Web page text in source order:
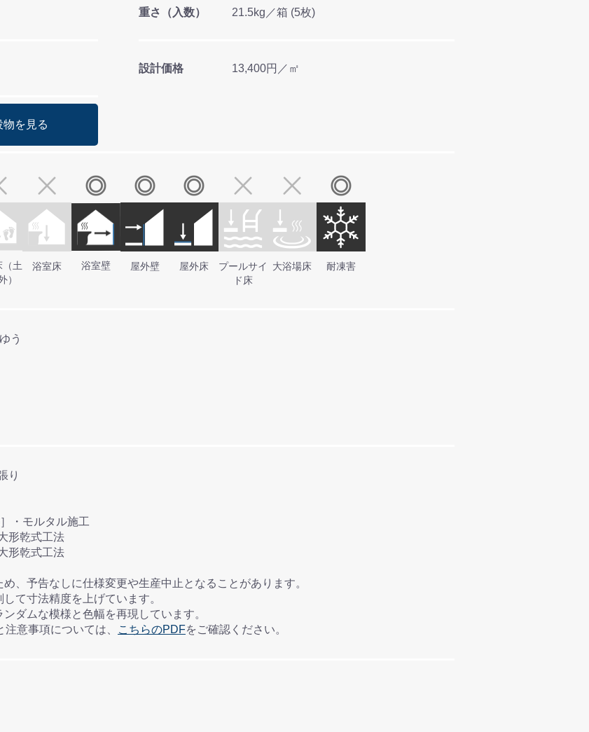
重さ（入数） 21.5kg／箱 (5枚)
設計価格 13,400円／㎡
を見る
（土
）
浴室床 浴室壁 屋外壁 屋外床
プールサイ
ド床
大浴場床 耐凍害
磁器質 / 施ゆう
張り
］・モルタル施工
形乾式工法
形乾式工法
、予告なしに仕様変更や生産中止となることがあります。
て寸法精度を上げています。
ダムな模様と色幅を再現しています。
意事項については、
こちらのPDFをご確認ください。